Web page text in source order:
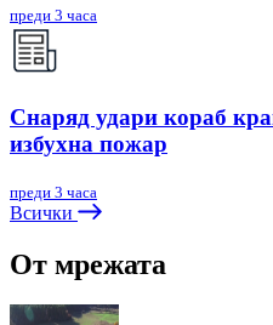
преди 3 часа
Снаряд удари кораб
избухна пожар
преди 3 часа
Всички
От мрежата